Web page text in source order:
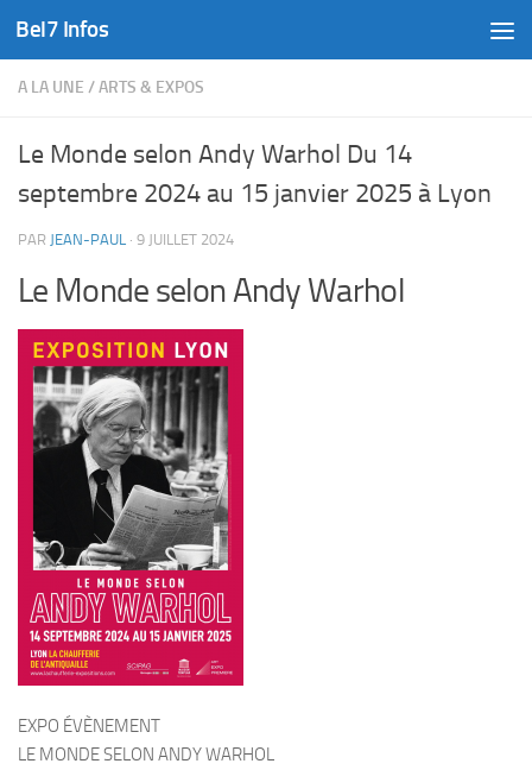
Skip to content
Bel7 Infos
A LA UNE /ARTS & EXPOS
Le Monde selon Andy Warhol Du 14
septembre 2024 au 15 janvier 2025 à Lyon
PAR JEAN-PAUL · 9 JUILLET 2024
Le Monde selon Andy Warhol
EXPO ÉVÈNEMENT
LE MONDE SELON ANDY WARHOL